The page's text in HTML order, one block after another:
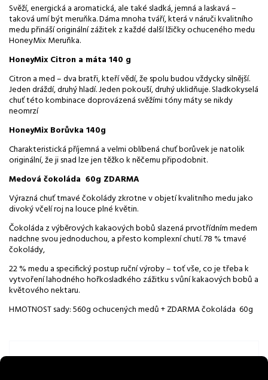
Svěží, energická a aromatická, ale také sladká, jemná a laskavá –
taková umí být meruňka. Dáma mnoha tváří, která v náruči kvalitního
medu přináší originální zážitek z každé další lžičky ochuceného medu
HoneyMix Meruňka.
HoneyMix Citron a máta 140 g
Citron a med – dva bratři, kteří vědí, že spolu budou vždycky silnější.
Jeden dráždí, druhý hladí. Jeden pokouší, druhý uklidňuje. Sladkokyselá
chuť této kombinace doprovázená svěžími tóny máty se nikdy
neomrzí
HoneyMix Borůvka 140g
Charakteristická příjemná a velmi oblíbená chuť borůvek je natolik
originální, že ji snad lze jen těžko k něčemu připodobnit.
Medová čokoláda 60g ZDARMA
Výrazná chuť tmavé čokolády zkrotne v objetí kvalitního medu jako
divoký včelí roj na louce plné květin.
Čokoláda z výběrových kakaových bobů slazená prvotřídním medem
nadchne svou jednoduchou, a přesto komplexní chutí. 78 % tmavé
čokolády,
22 % medu a specifický postup ruční výroby – toť vše, co je třeba k
vytvoření lahodného hořkosladkého zážitku s vůní kakaových bobů a
květového nektaru.
HMOTNOST sady: 560g ochucených medů + ZDARMA čokoláda 60g